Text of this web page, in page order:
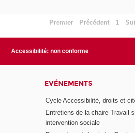
Premier Précédent 1
Accessibilité: non conforme
EVÉNEMENTS
Cycle Accessibilité, droits et
Entretiens de la chaire Travail
intervention sociale